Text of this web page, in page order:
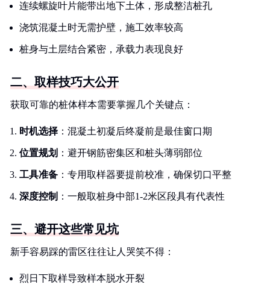
连续螺旋叶片能带出地下土体，形成整洁桩孔
浇筑混凝土时无需护壁，施工效率较高
桩身与土层结合紧密，承载力表现良好
二、取样技巧大公开
获取可靠的桩体样本需要掌握几个关键点：
时机选择 ：混凝土初凝后终凝前是最佳窗口期
位置规划 ：避开钢筋密集区和桩头薄弱部位
工具准备 ：专用取样器要提前校准，确保切口平整
深度控制 ：一般取桩身中部1-2米区段具有代表性
三、避开这些常见坑
新手容易踩的雷区往往让人哭笑不得：
烈日下取样导致样本脱水开裂